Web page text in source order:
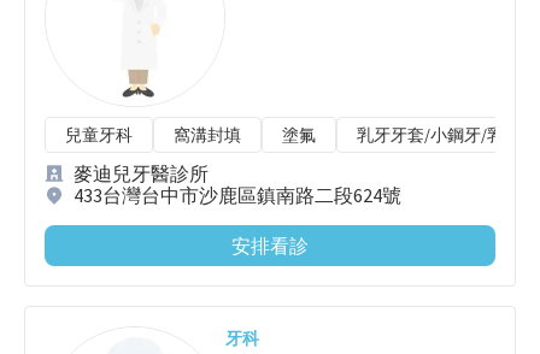
兒童牙科 窩溝封填 塗氟 乳牙牙套/小鋼牙/乳牙
麥迪兒牙醫診所
433台灣台中市沙鹿區鎮南路二段624號
安排看診
牙科